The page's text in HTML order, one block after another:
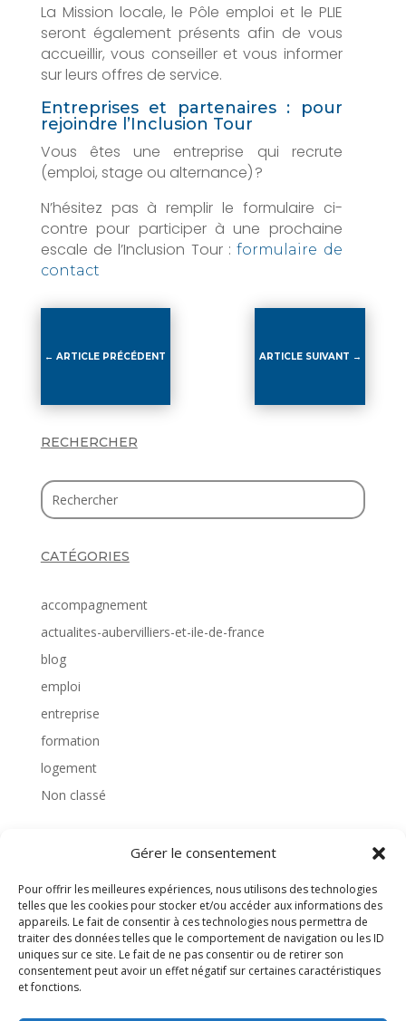
Gérer le consentement
Pour offrir les meilleures expériences, nous utilisons des technologies
telles que les cookies pour stocker et/ou accéder aux informations des
appareils. Le fait de consentir à ces technologies nous permettra de
traiter des données telles que le comportement de navigation ou les ID
uniques sur ce site. Le fait de ne pas consentir ou de retirer son
consentement peut avoir un effet négatif sur certaines caractéristiques
et fonctions.
La Mission locale, le Pôle emploi et le PLIE
seront également présents afin de vous
accueillir, vous conseiller et vous informer
sur leurs offres de service.
Entreprises et partenaires : pour
rejoindre l’Inclusion Tour
Vous êtes une entreprise qui recrute
(emploi, stage ou alternance) ?
N’hésitez pas à remplir le formulaire ci-
contre pour participer à une prochaine
escale de l’Inclusion Tour : formulaire de
contact
←ARTICLE PRÉCÉDENT ARTICLE SUIVANT →
RECHERCHER
CATÉGORIES
accompagnement
actualites-aubervilliers-et-ile-de-france
blog
emploi
entreprise
formation
logement
Non classé
TAGS